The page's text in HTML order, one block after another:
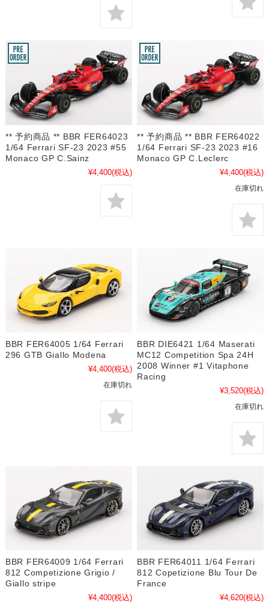
** 予約商品 ** BBR FER64023
1/64 Ferrari SF-23 2023 #55
Monaco GP C.Sainz
¥4,400(税込)
** 予約商品 ** BBR FER64022
1/64 Ferrari SF-23 2023 #16
Monaco GP C.Leclerc
¥4,400(税込)
在庫切れ
BBR FER64005 1/64 Ferrari
296 GTB Giallo Modena
¥4,400(税込)
在庫切れ
BBR DIE6421 1/64 Maserati
MC12 Competition Spa 24H
2008 Winner #1 Vitaphone
Racing
¥3,520(税込)
在庫切れ
BBR FER64009 1/64 Ferrari
812 Competizione Grigio /
Giallo stripe
¥4,400(税込)
BBR FER64011 1/64 Ferrari
812 Copetizione Blu Tour De
France
¥4,620(税込)